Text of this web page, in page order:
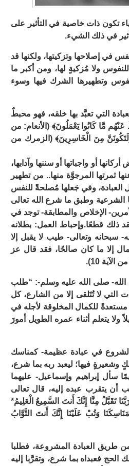
تكون ذات خاصية في التأثير على
في ذلك الشيء.
في إصلاحها وتزكيتها، ولكنها قد
ولا مُزكيةٍ لها، ومن أكبر ما
وتطهيرها الشرك فيها وسوء
التي تعبَّد بها خلقه، فهو محبطٌ
مَّا كَانُوا يَعْمَلُونَ﴾ (الأنعام: من
وَلَتَكُونَنَّ مِنَ الْخَاسِرِينَ﴾ (الزمرك من
أو واجباتها أو سننها وآدابها،
ثمرتها المرجوَّة منها.. من تطهير
العبادة، وفي جَعلها مُصلحةً للنفس
الشرعية وطبق ما شرع الله تعالى
الإخلاص والمطابقة- توجد في
ذلك قطعًا.وإحباط العمل: بطلانه
سبحانه وتعالى- طيب لا يقبل إلا
إلا ما كان صالحٌا، فقد قال عز
10).
الله- صلى الله عليه وسلم-: “طلب
التي لا تُتَلقى إلا من الشارع، كل
مستعدةً للكمال المخلوقة لأجله في
ولا يتعلم أثناء عمره الطويل أمورَ
في عبادة عظيمة- كمناسك
فيها؛ ليعبد ربه بما شرع،
سأل إبراهيم وإسماعيل- عليهما
أن يتقرب عبده إليه، قال تعالى
تَقَبَّلْ مِنَّا إِنَّكَ أَنتَ السَّمِيعُ الْعَلِيمُ*
وَتُبْ عَلَيْنَا إِنَّكَ أَنتَ التَّوَّابُ
من طريق العبادة المشروعة، فطلبا
فعبداه بما شرع، وتقرَّبا إليه